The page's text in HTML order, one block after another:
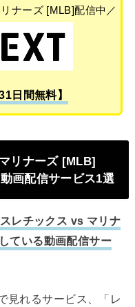
ナーズ [MLB]配信中／
日間無料】
リナーズ [MLB]
画配信サービス1選
レチックス vs マリナ
ている動画配信サー
見れるサービス、「レ